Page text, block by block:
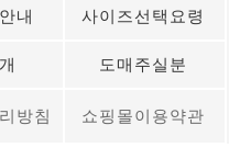
내 사이즈선택요령
도매주실분
방침 쇼핑몰이용약관